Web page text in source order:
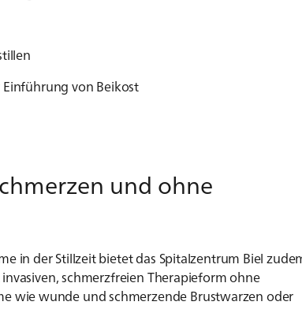
von Beikost
und ohne
in der Stillzeit bietet das Spitalzentrum Biel
schmerzfreien Therapieform ohne
wie wunde und schmerzende Brustwarzen oder